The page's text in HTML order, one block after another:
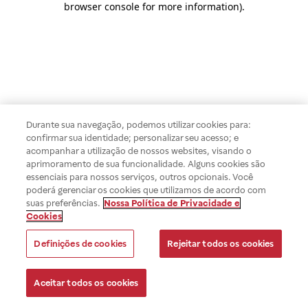
browser console for more information).
Durante sua navegação, podemos utilizar cookies para:
confirmar sua identidade; personalizar seu acesso; e
acompanhar a utilização de nossos websites, visando o
aprimoramento de sua funcionalidade. Alguns cookies são
essenciais para nossos serviços, outros opcionais. Você
poderá gerenciar os cookies que utilizamos de acordo com
suas preferências. Nossa Política de Privacidade e
Cookies
Definições de cookies Rejeitar todos os cookies
Aceitar todos os cookies